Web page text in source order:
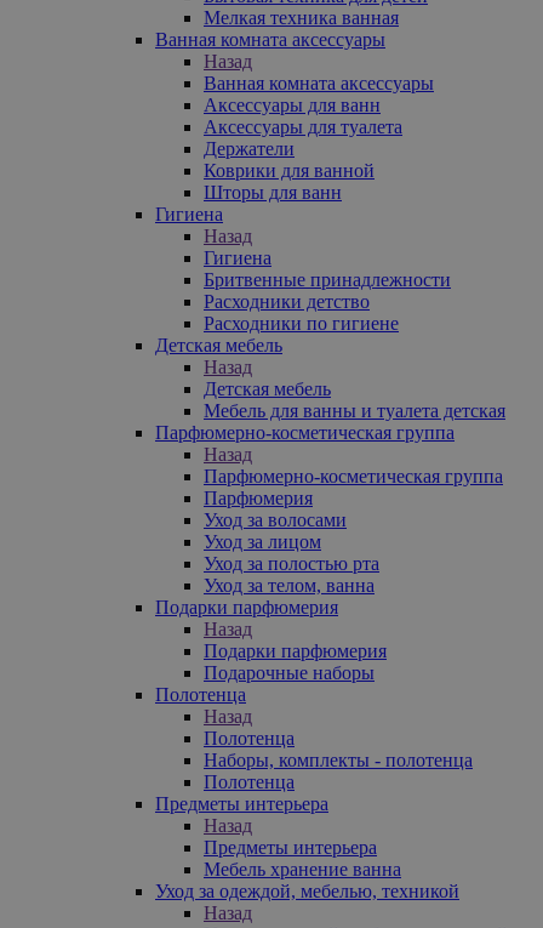
Мелкая техника ванная
Ванная комната аксессуары
Назад
Ванная комната аксессуары
Аксессуары для ванн
Аксессуары для туалета
Держатели
Коврики для ванной
Шторы для ванн
Гигиена
Назад
Гигиена
Бритвенные принадлежности
Расходники детство
Расходники по гигиене
Детская мебель
Назад
Детская мебель
Мебель для ванны и туалета детская
Парфюмерно-косметическая группа
Назад
Парфюмерно-косметическая группа
Парфюмерия
Уход за волосами
Уход за лицом
Уход за полостью рта
Уход за телом, ванна
Подарки парфюмерия
Назад
Подарки парфюмерия
Подарочные наборы
Полотенца
Назад
Полотенца
Наборы, комплекты - полотенца
Полотенца
Предметы интерьера
Назад
Предметы интерьера
Мебель хранение ванна
Уход за одеждой, мебелью, техникой
Назад